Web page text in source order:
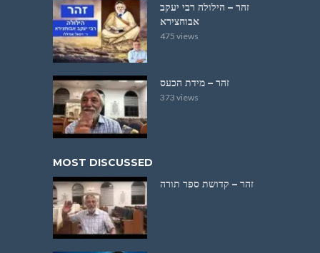
זהר – הילולה רבי יעקב
אבוחצירא
475 views
זהר – מידת הכעס
373 views
MOST DISCUSSED
זהר – קדושת ספר תורה